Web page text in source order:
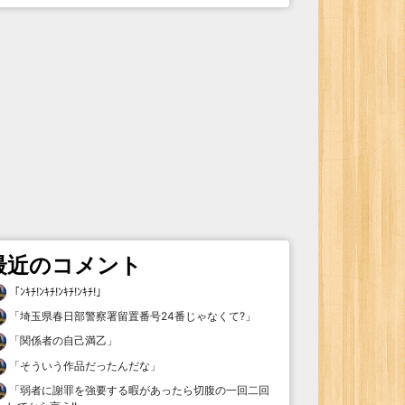
近のコメント
「ﾝｷﾁ!ﾝｷﾁ!ﾝｷﾁ!ﾝｷﾁ! 」
「埼玉県春日部警察署留置番号24番じゃなくて? 」
「関係者の自己満乙 」
「そういう作品だったんだな 」
「弱者に謝罪を強要する暇があったら切腹の一回二回